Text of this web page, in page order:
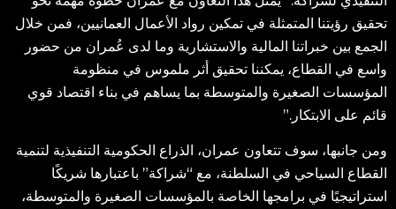
تحقيق رؤيتنا المتمثلة في تمكين رواد الأعمال العمانيين، فمن خلال
الجمع بين خبراتنا المالية والاستشارية وما لدى عُمران من حضور
واسع في القطاع، يمكننا تحقيق أثر ملموس في منظومة
المؤسسات الصغيرة والمتوسطة بما يساهم في بناء اقتصاد قوي
قائم على الابتكار.”
ومن جانبها، سوف تتعاون عمران، الذراع الحكومية التنفيذية لتنمية
القطاع السياحي في السلطنة، مع “شراكة” باعتبارها شريكًا
استراتيجيًا في برامجها الخاصة بالمؤسسات الصغيرة والمتوسطة،